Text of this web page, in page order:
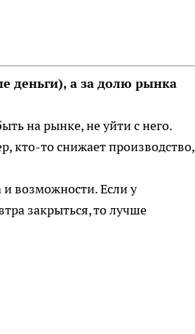
деньги), а за долю рынка
на рынке, не уйти с него.
кто-то снижает производство,
и возможности. Если у
закрыться, то лучше